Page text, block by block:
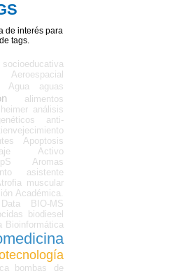
de interés para
tags.
Aeroespacial
Agua
aguas
alimentos
análisis
anti-
Apoptosis
Activo
Aromas
asistente
muscular
Académica.
BIO-MS
biodiesel
Bioinformática
bombas de